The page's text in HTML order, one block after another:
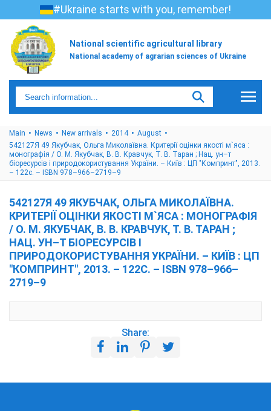
#Ukraine starts with you, remember!
National scientific agricultural library
National academy of agrarian sciences of Ukraine
Main News New arrivals 2014
August
542127Я 49 Якубчак, Ольга Миколаївна. Критерії оцінки якості м`яса :
монографія / О. М. Якубчак, В. В. Кравчук, Т. В. Таран ; Нац. ун–т
біоресурсів і природокористування України. – Київ : ЦП "Компринт", 2013.
– 122с. – ISBN 978–966–2719–9
542127Я 49 ЯКУБЧАК, ОЛЬГА МИКОЛАЇВНА.
КРИТЕРІЇ ОЦІНКИ ЯКОСТІ М`ЯСА : МОНОГРАФІЯ
/ О. М. ЯКУБЧАК, В. В. КРАВЧУК, Т. В. ТАРАН ;
НАЦ. УН–Т БІОРЕСУРСІВ І
ПРИРОДОКОРИСТУВАННЯ УКРАЇНИ. – КИЇВ : ЦП
"КОМПРИНТ", 2013. – 122С. – ISBN 978–966–
2719–9
Share: